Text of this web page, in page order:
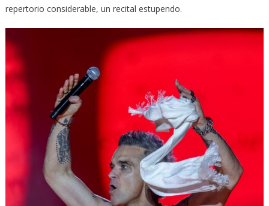
repertorio considerable, un recital estupendo.